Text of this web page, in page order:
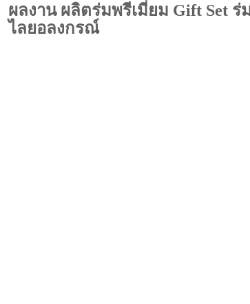
ผลงาน ผลิตร่มพรีเมี่ยม Gift Set
ไลยอลงกรณ์